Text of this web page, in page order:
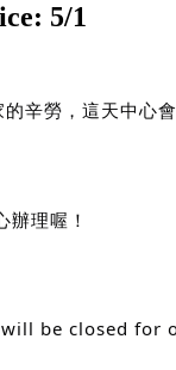
5/1
辛勞，這天中心會
理喔！
be closed for